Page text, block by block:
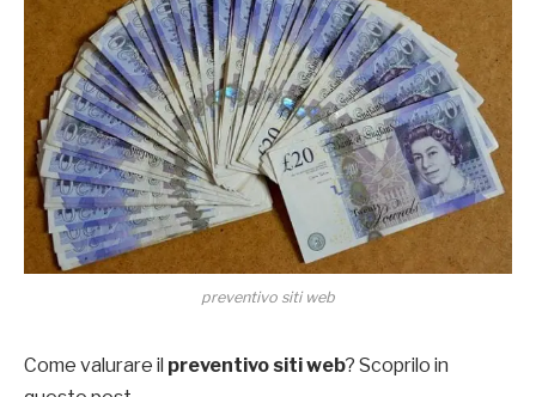
preventivo siti web
Come valurare il preventivo siti web? Scoprilo in